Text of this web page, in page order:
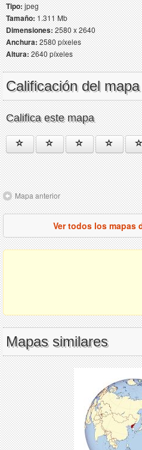
Tipo:jpeg
Tamaño:1.311 Mb
Dimensiones:2580 x 2640
Anchura:2580 píxeles
Altura:2640 píxeles
Calificación del mapa
Califica este mapa
Mapa anterior
Ver todos los mapas
Mapas similares